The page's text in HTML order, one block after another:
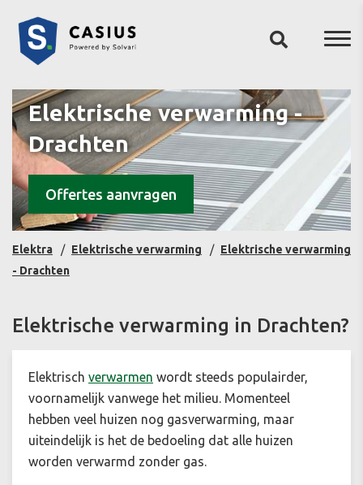
Elektrische verwarming -
Drachten
Offertes aanvragen
Elektra Elektrische verwarming
Elektrische verwarming
- Drachten
Elektrische verwarming in Drachten?
Elektrisch verwarmen wordt steeds populairder,
voornamelijk vanwege het milieu. Momenteel
hebben veel huizen nog gasverwarming, maar
uiteindelijk is het de bedoeling dat alle huizen
worden verwarmd zonder gas.